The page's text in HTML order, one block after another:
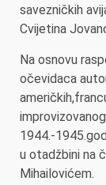
savezničkih
Cvijetina
Na osnovu
očevidaca
1944.-
u otadžbini na
Mihailovićem.